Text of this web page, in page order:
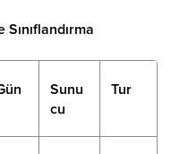
Sunu
cu
Tur